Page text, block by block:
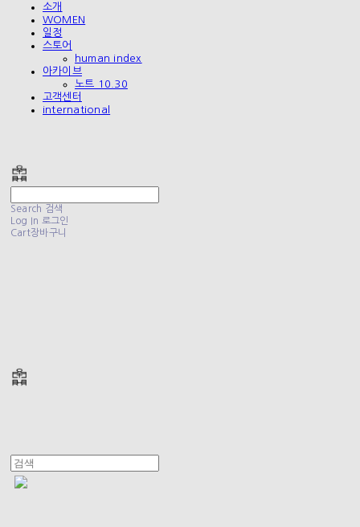
소개
WOMEN
일정
스토어
human index
아카이브
노트 10.30
고객센터
international
Search 검색
Log In 로그인
Cart장바구니